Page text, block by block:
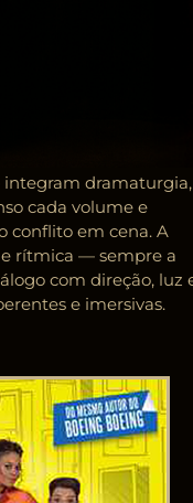
integram dramaturgia,
cada volume e
conflito em cena. A
rítmica — sempre a
com direção, luz
e imersivas.